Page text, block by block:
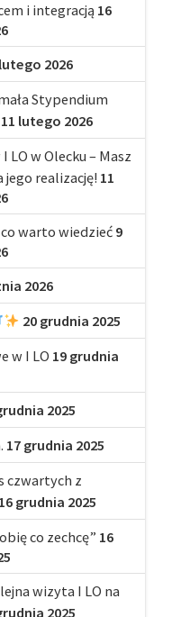
i integracją 16
2026
Stypendium
11 lutego 2026
w Olecku – Masz
jego realizację! 11
warto wiedzieć 9
2026
20 grudnia 2025
w I LO 19 grudnia
2025
17 grudnia 2025
czwartych z
16 grudnia 2025
co zechcę” 16
wizyta I LO na
2025